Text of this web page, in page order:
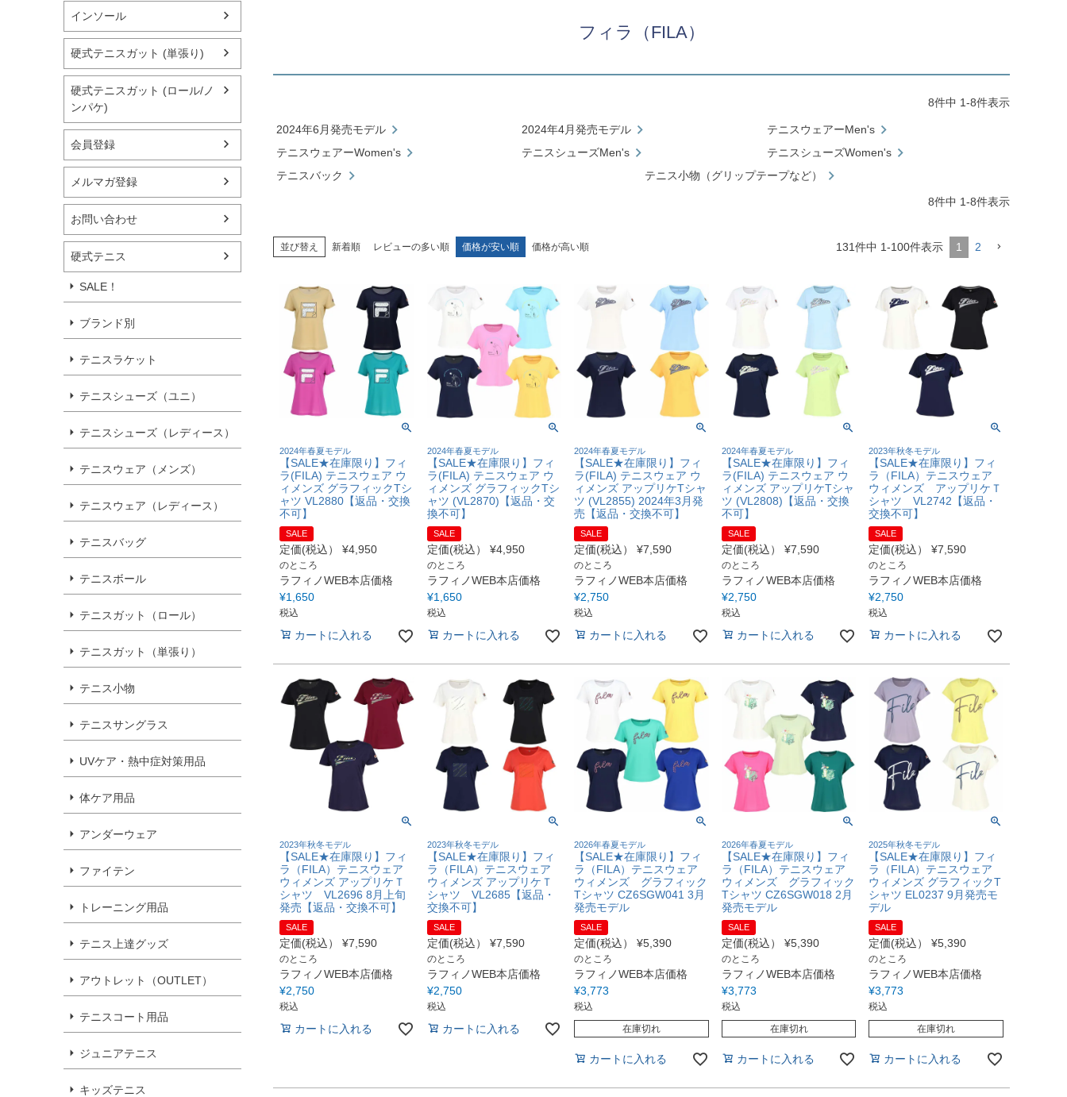
インソール
硬式テニスガット (単張り)
硬式テニスガット (ロール/ノ
ンパケ)
会員登録
メルマガ登録
お問い合わせ
硬式テニス
SALE！
ブランド別
テニスラケット
テニスシューズ（ユニ）
テニスシューズ（レディース）
テニスウェア（メンズ）
テニスウェア（レディース）
テニスバッグ
テニスボール
テニスガット（ロール）
テニスガット（単張り）
テニス小物
テニスサングラス
UVケア・熱中症対策用品
体ケア用品
アンダーウェア
ファイテン
トレーニング用品
テニス上達グッズ
アウトレット（OUTLET）
テニスコート用品
ジュニアテニス
キッズテニス
フィラ（FILA）
8件中 1-8件表示
2024年6月発売モデル 2024年4月発売モデル
テニスウェアーMen's
テニスウェアーWomen's
テニスシューズMen's
テニスシューズWomen's
テニスバック
テニス小物（グリップテープなど）
8件中 1-8件表示
並び替え 新着順 レビューの多い順 価格が安い順 価格が高い順 131件中 1-100件表示 1 2
2024年春夏モデル
【SALE★在庫限り】フィ
ラ(FILA) テニスウェア ウ
ィメンズ グラフィックTシ
ャツ VL2880【返品・交換
不可】
SALE
定価(税込） ¥4,950
のところ
ラフィノWEB本店価格
¥1,650
税込
カートに入れる
2024年春夏モデル
【SALE★在庫限り】フィ
ラ(FILA) テニスウェア ウ
ィメンズ グラフィックTシ
ャツ (VL2870)【返品・交
換不可】
SALE
定価(税込） ¥4,950
のところ
ラフィノWEB本店価格
¥1,650
税込
カートに入れる
2024年春夏モデル
【SALE★在庫限り】フィ
ラ(FILA) テニスウェア ウ
ィメンズ アップリケTシャ
ツ (VL2855) 2024年3月発
売【返品・交換不可】
SALE
定価(税込） ¥7,590
のところ
ラフィノWEB本店価格
¥2,750
税込
カートに入れる
2024年春夏モデル
【SALE★在庫限り】フィ
ラ(FILA) テニスウェア ウ
ィメンズ アップリケTシャ
ツ (VL2808)【返品・交換
不可】
SALE
定価(税込） ¥7,590
のところ
ラフィノWEB本店価格
¥2,750
税込
カートに入れる
2023年秋冬モデル
【SALE★在庫限り】フィ
ラ（FILA）テニスウェア
ウィメンズ アップリケＴ
シャツ VL2742【返品・
交換不可】
SALE
定価(税込） ¥7,590
のところ
ラフィノWEB本店価格
¥2,750
税込
カートに入れる
2023年秋冬モデル
【SALE★在庫限り】フィ
ラ（FILA）テニスウェア
ウィメンズ アップリケＴ
シャツ VL2696 8月上旬
発売【返品・交換不可】
SALE
定価(税込） ¥7,590
のところ
ラフィノWEB本店価格
¥2,750
税込
カートに入れる
2023年秋冬モデル
【SALE★在庫限り】フィ
ラ（FILA）テニスウェア
ウィメンズ アップリケＴ
シャツ VL2685【返品・
交換不可】
SALE
定価(税込） ¥7,590
のところ
ラフィノWEB本店価格
¥2,750
税込
カートに入れる
2026年春夏モデル
【SALE★在庫限り】フィ
ラ（FILA）テニスウェア
ウィメンズ グラフィック
Tシャツ CZ6SGW041 3月
発売モデル
SALE
定価(税込） ¥5,390
のところ
ラフィノWEB本店価格
¥3,773
税込
在庫切れ
カートに入れる
2026年春夏モデル
【SALE★在庫限り】フィ
ラ（FILA）テニスウェア
ウィメンズ グラフィック
Tシャツ CZ6SGW018 2月
発売モデル
SALE
定価(税込） ¥5,390
のところ
ラフィノWEB本店価格
¥3,773
税込
在庫切れ
カートに入れる
2025年秋冬モデル
【SALE★在庫限り】フィ
ラ（FILA）テニスウェア
ウィメンズ グラフィックT
シャツ EL0237 9月発売モ
デル
SALE
定価(税込） ¥5,390
のところ
ラフィノWEB本店価格
¥3,773
税込
在庫切れ
カートに入れる